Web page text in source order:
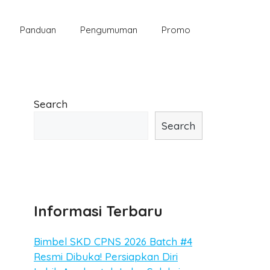
Panduan Pengumuman Promo
Search
Search
Informasi Terbaru
Bimbel SKD CPNS 2026 Batch #4
Resmi Dibuka! Persiapkan Diri